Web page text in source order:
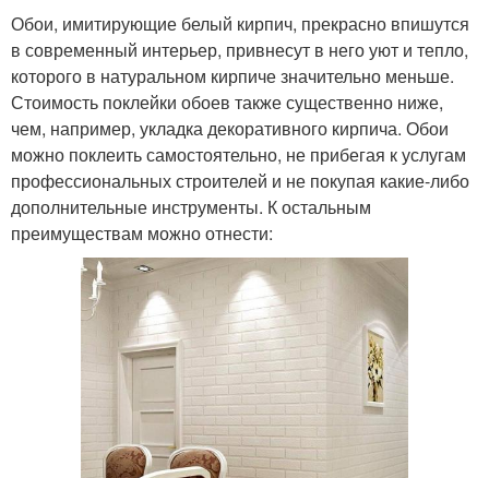
Обои, имитирующие белый кирпич, прекрасно впишутся
в современный интерьер, привнесут в него уют и тепло,
которого в натуральном кирпиче значительно меньше.
Стоимость поклейки обоев также существенно ниже,
чем, например, укладка декоративного кирпича. Обои
можно поклеить самостоятельно, не прибегая к услугам
профессиональных строителей и не покупая какие-либо
дополнительные инструменты. К остальным
преимуществам можно отнести: